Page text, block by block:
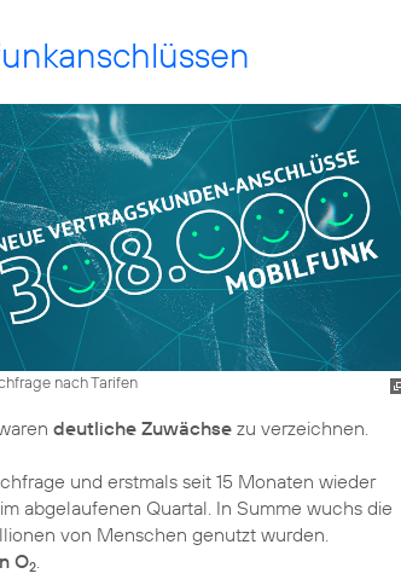
nach Tarifen
deutliche Zuwächse zu verzeichnen.
und erstmals seit 15 Monaten wieder
abgelaufenen Quartal. In Summe wuchs die
von Menschen genutzt wurden.
O2.